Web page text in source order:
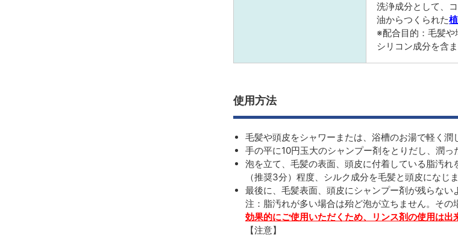
洗浄成分として、
油からつくられた
※配合目的：毛髪や
シリコン成分を含
使用方法
毛髪や頭皮をシャワーまたは、浴槽のお湯で軽く潤
手の平に10円玉大のシャンプー剤をとりだし、潤
泡を立て、毛髪の表面、頭皮に付着している脂汚れ
（推奨3分）程度、シルク成分を毛髪と頭皮になじ
最後に、毛髪表面、頭皮にシャンプー剤が残らない
注：脂汚れが多い場合は殆ど泡が立ちません。その
効果的にご使用いただくため、リンス剤の使用は出
【注意】